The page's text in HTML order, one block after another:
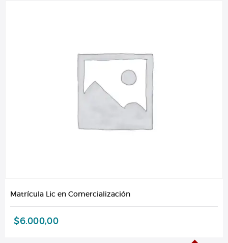
Matrícula Lic en Comercialización
$6.000,00